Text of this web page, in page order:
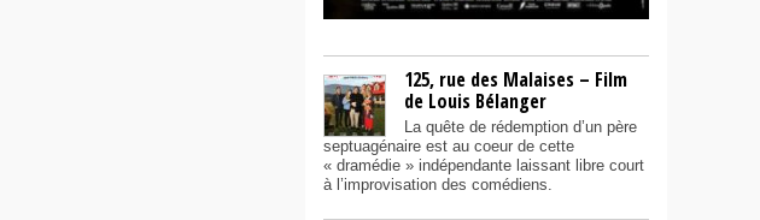
125, rue des Malaises – Film
de Louis Bélanger
La quête de rédemption d’un père
septuagénaire est au coeur de cette
« dramédie » indépendante laissant libre court
à l’improvisation des comédiens.